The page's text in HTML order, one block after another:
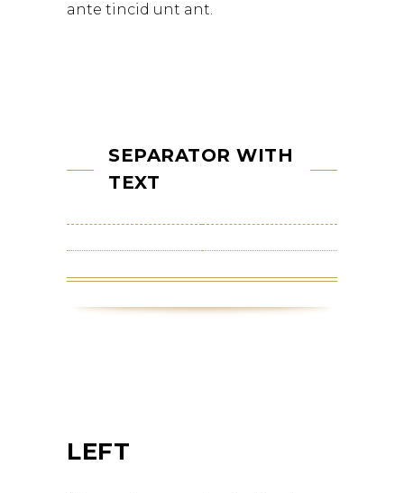
ante tincid unt ant.
SEPARATOR WITH
TEXT
LEFT